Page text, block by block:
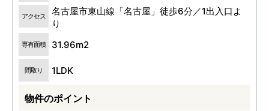
アクセス
名古屋市東山線「名古屋」徒歩6分／1出入口よ
り
専有面積 31.96m2
間取り 1LDK
物件のポイント